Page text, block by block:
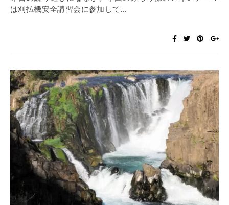
は刈払機安全講習会に参加して…